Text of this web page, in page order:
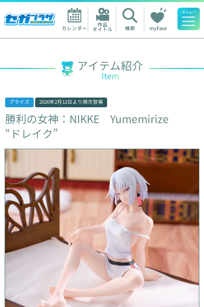
カレンダー 作品
タイトル 検索 myFave
人気ワード
アイテム紹介
Item
プライズ 2026年2月12日 より順次登場
勝利の女神：NIKKE
Yumemirize
“ドレイク”